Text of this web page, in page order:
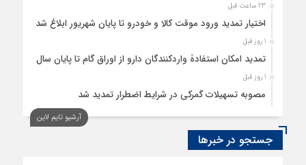
23 ساعت قبل
اختیار تمدید ورود موقت کالا و خودرو تا پایان شهریور ابلاغ شد
1 روز قبل
تمدید امکان استفادۀ واردکنندگان دارو از اوراق گام تا پایان سال
1 روز قبل
مصوبه تسهیلات گمرکی در شرایط اضطرار تمدید شد
آرشیو تایم لاین
جستجو در خبرها